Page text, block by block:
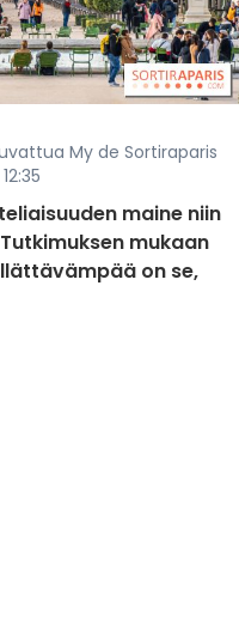
My de Sortiraparis
maine niin
mukaan
on se,